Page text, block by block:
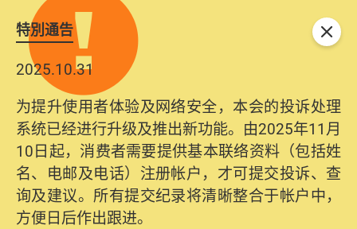
特別通告
2025.10.31
为提升使用者体验及网络安全，本会的投诉处理
系统已经进行升级及推出新功能。由2025年11月
10日起，消费者需要提供基本联络资料（包括姓
名、电邮及电话）注册帐户，才可提交投诉、查
询及建议。所有提交纪录将清晰整合于帐户中，
方便日后作出跟进。
关闭